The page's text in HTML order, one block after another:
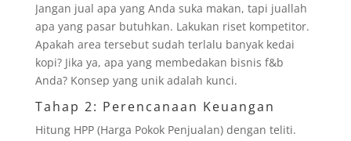
Jangan jual apa yang Anda suka makan, tapi juallah
apa yang pasar butuhkan. Lakukan riset kompetitor.
Apakah area tersebut sudah terlalu banyak kedai
kopi? Jika ya, apa yang membedakan bisnis f&b
Anda? Konsep yang unik adalah kunci.
Tahap 2: Perencanaan Keuangan
Hitung HPP (Harga Pokok Penjualan) dengan teliti.